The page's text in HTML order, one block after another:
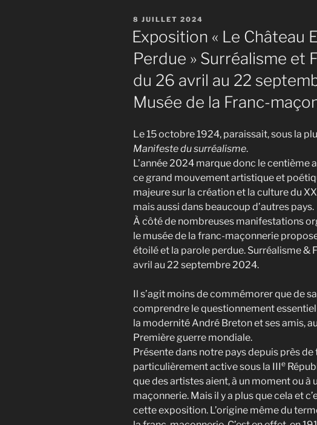
PUBLIÉ
LE
8 JUILLET 2024
Exposition « Le Château
Perdue » Surréalisme et
du 26 avril au 22
Musée de la Franc-
Le 15 octobre 1924, paraissait, sous la
Manifeste du surréalisme.
L’année 2024 marque donc le centième
ce grand mouvement artistique et
majeure sur la création et la culture du XX
mais aussi dans beaucoup d’autres pays.
À côté de nombreuses manifestations
le musée de la franc-maçonnerie
étoilé et la parole perdue. Surréalisme &
avril au 22 septembre 2024.
Il s’agit moins de commémorer que de
comprendre le questionnement
la modernité André Breton et ses amis,
Première guerre mondiale.
Présente dans notre pays depuis près de
particulièrement active sous la IIIe
que des artistes aient, à un moment ou à
maçonnerie. Mais il y a plus que cela et
cette exposition. L’origine même du